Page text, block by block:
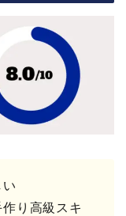
り高級スキ